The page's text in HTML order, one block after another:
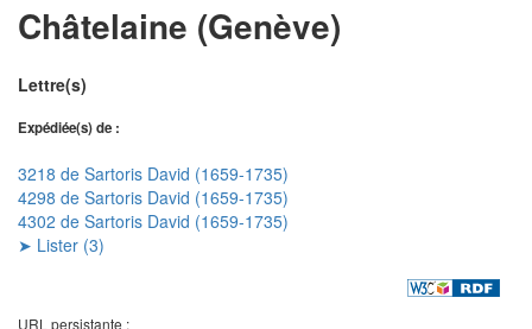
Châtelaine (Genève)
Lettre(s)
Expédiée(s) de :
3218 de Sartoris David (1659-1735)
4298 de Sartoris David (1659-1735)
4302 de Sartoris David (1659-1735)
➤ Lister (3)
URL persistante :